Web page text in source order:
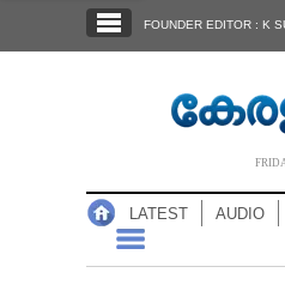
NOTIFIED NEWS
FOUNDER EDITOR : K
LATEST AUDIO